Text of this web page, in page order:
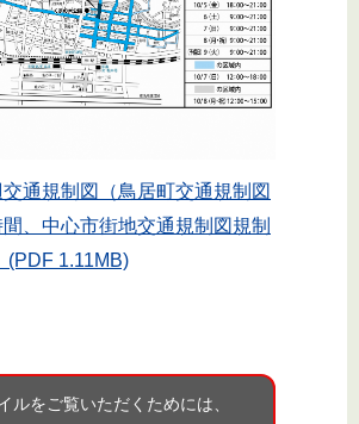
通規制図（鳥居町交通規制図
、中心市街地交通規制図規制
(PDF 1.11MB)
ルをご覧いただくためには、